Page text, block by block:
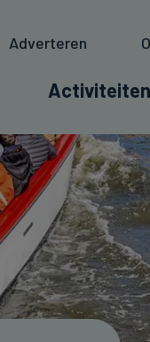
Adverteren